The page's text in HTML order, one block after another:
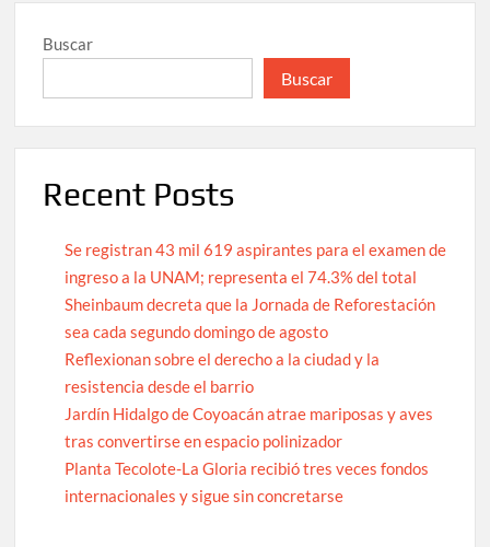
Buscar
Buscar
Recent Posts
Se registran 43 mil 619 aspirantes para el examen de
ingreso a la UNAM; representa el 74.3% del total
Sheinbaum decreta que la Jornada de Reforestación
sea cada segundo domingo de agosto
Reflexionan sobre el derecho a la ciudad y la
resistencia desde el barrio
Jardín Hidalgo de Coyoacán atrae mariposas y aves
tras convertirse en espacio polinizador
Planta Tecolote-La Gloria recibió tres veces fondos
internacionales y sigue sin concretarse